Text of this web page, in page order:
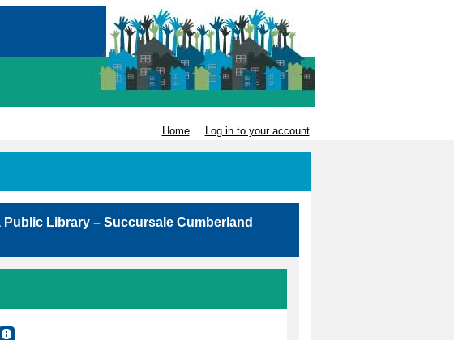
Home Log in to your account
Library – Succursale Cumberland